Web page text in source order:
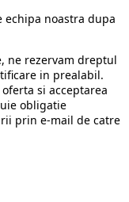
echipa noastra dupa
ne rezervam dreptul
in prealabil.
si acceptarea
obligatie
prin e-mail de catre